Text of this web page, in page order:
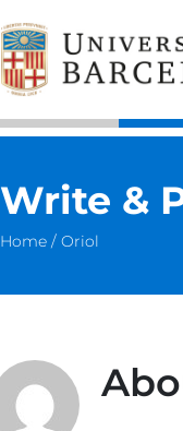
Write &
Home Oriol